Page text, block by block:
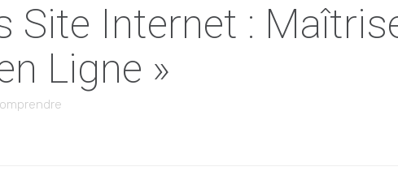
Site Internet :
Ligne »